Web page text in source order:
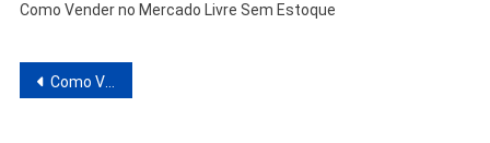
Como Vender no Mercado Livre Sem Estoque
Navegação
Como Vender no Mercado Livre Sem Estoque 3 Formas de Trabalhar em Casa e Criar uma Renda Extra